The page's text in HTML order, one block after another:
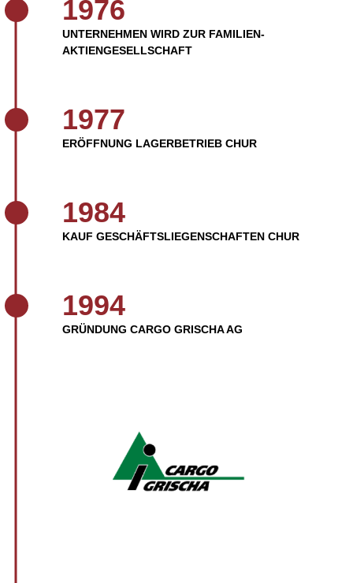
1976
UNTERNEHMEN WIRD ZUR FAMILIEN-
AKTIENGESELLSCHAFT
1977
ERÖFFNUNG LAGERBETRIEB CHUR
1984
KAUF GESCHÄFTSLIEGENSCHAFTEN CHUR
1994
GRÜNDUNG CARGO GRISCHA AG